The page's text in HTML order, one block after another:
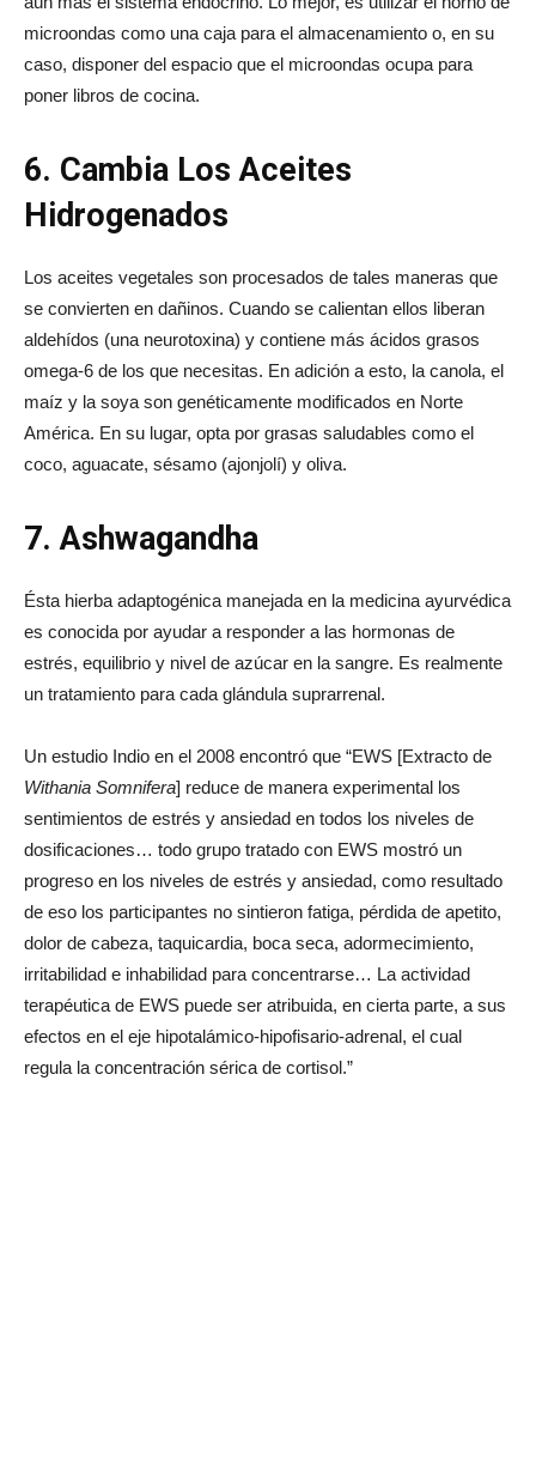
microondas como una caja para el almacenamiento o, en su
caso, disponer del espacio que el microondas ocupa para
poner libros de cocina.
6. Cambia Los Aceites
Hidrogenados
Los aceites vegetales son procesados de tales maneras que
se convierten en dañinos. Cuando se calientan ellos liberan
aldehídos (una neurotoxina) y contiene más ácidos grasos
omega-6 de los que necesitas. En adición a esto, la canola, el
maíz y la soya son genéticamente modificados en Norte
América. En su lugar, opta por grasas saludables como el
coco, aguacate, sésamo (ajonjolí) y oliva.
7. Ashwagandha
Ésta hierba adaptogénica manejada en la medicina ayurvédica
es conocida por ayudar a responder a las hormonas de
estrés, equilibrio y nivel de azúcar en la sangre. Es realmente
un tratamiento para cada glándula suprarrenal.
Un estudio Indio en el 2008 encontró que “EWS [Extracto de
Withania Somnifera] reduce de manera experimental los
sentimientos de estrés y ansiedad en todos los niveles de
dosificaciones… todo grupo tratado con EWS mostró un
progreso en los niveles de estrés y ansiedad, como resultado
de eso los participantes no sintieron fatiga, pérdida de apetito,
dolor de cabeza, taquicardia, boca seca, adormecimiento,
irritabilidad e inhabilidad para concentrarse… La actividad
terapéutica de EWS puede ser atribuida, en cierta parte, a sus
efectos en el eje hipotalámico-hipofisario-adrenal, el cual
regula la concentración sérica de cortisol.”